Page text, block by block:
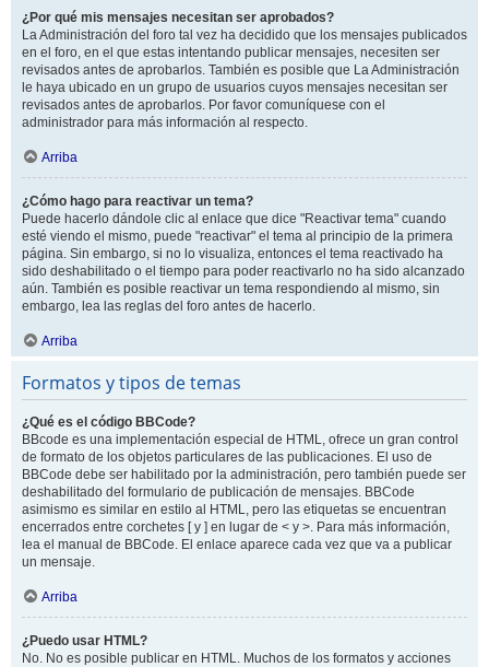
¿Por qué mis mensajes necesitan ser aprobados?
La Administración del foro tal vez ha decidido que los mensajes publicados
en el foro, en el que estas intentando publicar mensajes, necesiten ser
revisados antes de aprobarlos. También es posible que La Administración
le haya ubicado en un grupo de usuarios cuyos mensajes necesitan ser
revisados antes de aprobarlos. Por favor comuníquese con el
administrador para más información al respecto.
Arriba
¿Cómo hago para reactivar un tema?
Puede hacerlo dándole clic al enlace que dice "Reactivar tema" cuando
esté viendo el mismo, puede "reactivar" el tema al principio de la primera
página. Sin embargo, si no lo visualiza, entonces el tema reactivado ha
sido deshabilitado o el tiempo para poder reactivarlo no ha sido alcanzado
aún. También es posible reactivar un tema respondiendo al mismo, sin
embargo, lea las reglas del foro antes de hacerlo.
Arriba
Formatos y tipos de temas
¿Qué es el código BBCode?
BBcode es una implementación especial de HTML, ofrece un gran control
de formato de los objetos particulares de las publicaciones. El uso de
BBCode debe ser habilitado por la administración, pero también puede ser
deshabilitado del formulario de publicación de mensajes. BBCode
asimismo es similar en estilo al HTML, pero las etiquetas se encuentran
encerrados entre corchetes [ y ] en lugar de < y >. Para más información,
lea el manual de BBCode. El enlace aparece cada vez que va a publicar
un mensaje.
Arriba
¿Puedo usar HTML?
No. No es posible publicar en HTML. Muchos de los formatos y acciones